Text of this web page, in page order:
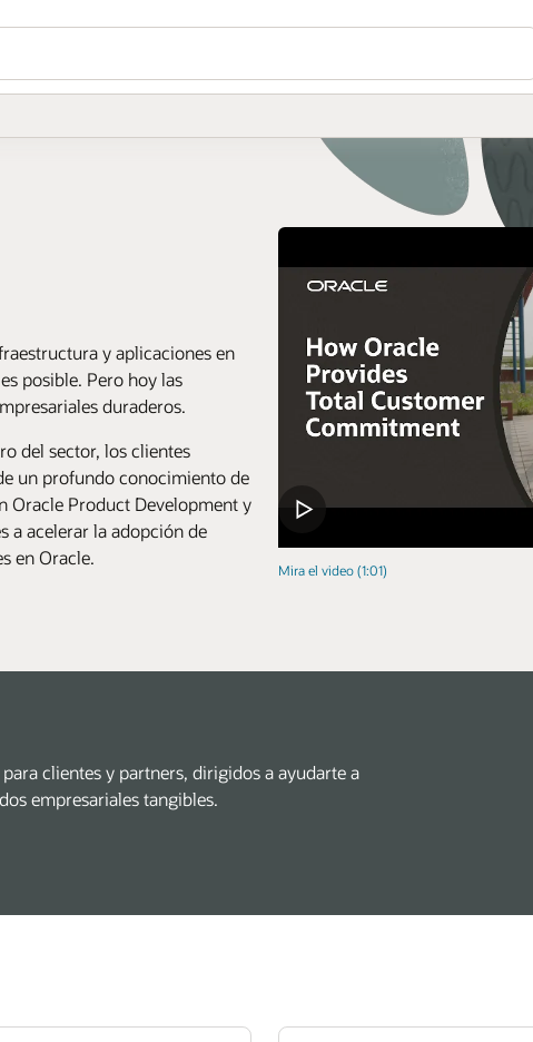
Mira el video (1:01)
y aplicaciones en
posible. Pero hoy las
duraderos.
del sector, los clientes
un profundo conocimiento de
Oracle Product Development y
a acelerar la adopción de
en Oracle.
clientes y partners, dirigidos a ayudarte a
empresariales tangibles.